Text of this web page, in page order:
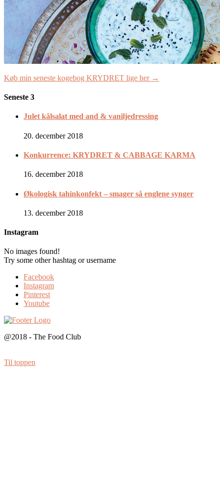
Køb min seneste kogebog KRYDRET lige her →
Seneste 3
Julet kålsalat med and & vaniljedressing
20. december 2018
Konkurrence: KRYDRET & CABBAGE KARMA
16. december 2018
Økologisk tahinkonfekt – smager så englene synger
13. december 2018
Instagram
No images found!
Try some other hashtag or username
Facebook
Instagram
Pinterest
Youtube
@2018 - The Food Club
Til toppen